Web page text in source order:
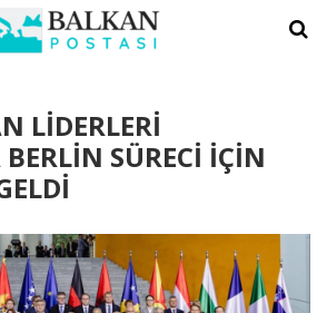
LİDERLERİ
BERLİN SÜRECİ İÇİN